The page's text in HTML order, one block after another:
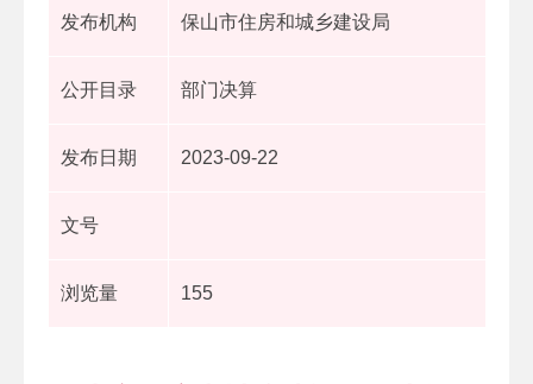
发布机构 保山市住房和城乡建设局
公开目录 部门决算
发布日期 2023-09-22
文号
浏览量 155